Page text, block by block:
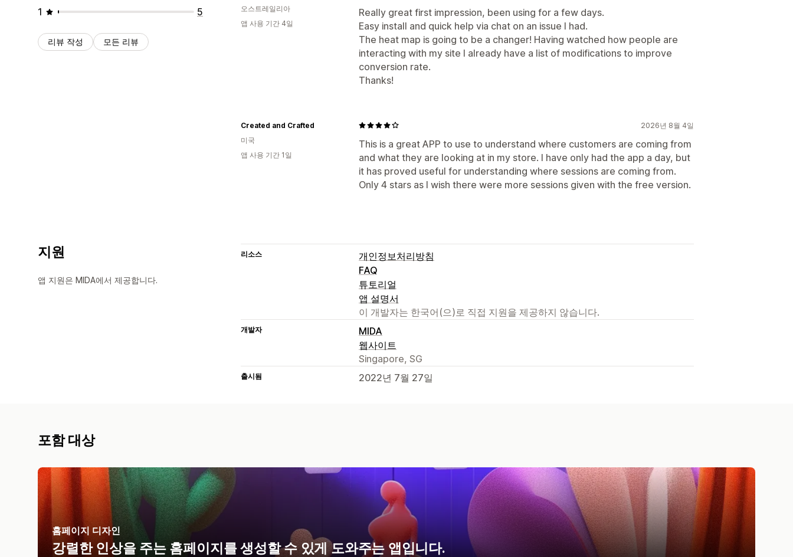
1
5
리뷰 작성 모든 리뷰
Really great first impression, been using for a few days.
Easy install and quick help via chat on an issue I had.
The heat map is going to be a changer! Having watched how people are
interacting with my site I already have a list of modifications to improve
conversion rate.
Thanks!
오스트레일리아
앱 사용 기간 4일
2026년 8월 4일
This is a great APP to use to understand where customers are coming from
and what they are looking at in my store. I have only had the app a day, but
it has proved useful for understanding where sessions are coming from.
Only 4 stars as I wish there were more sessions given with the free version.
Created and Crafted
미국
앱 사용 기간 1일
지원
앱 지원은 MIDA에서 제공합니다.
리소스
개인정보처리방침
FAQ
튜토리얼
앱 설명서
이 개발자는 한국어(으)로 직접 지원을 제공하지 않습니다.
개발자
MIDA
웹사이트
Singapore, SG
출시됨 2022년 7월 27일
포함 대상
홈페이지 디자인
강렬한 인상을 주는 홈페이지를 생성할 수 있게 도와주는 앱입니다.